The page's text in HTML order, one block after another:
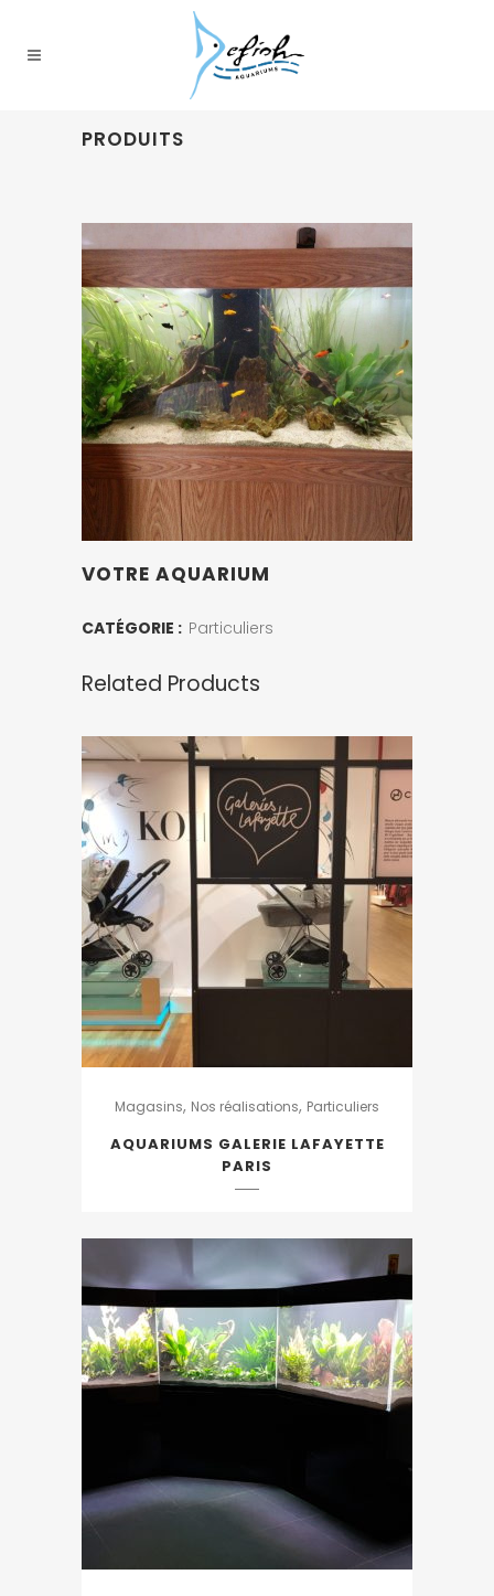
PRODUITS
VOTRE AQUARIUM
CATÉGORIE : Particuliers
Related Products
Magasins, Nos réalisations, Particuliers
AQUARIUMS GALERIE LAFAYETTE
PARIS